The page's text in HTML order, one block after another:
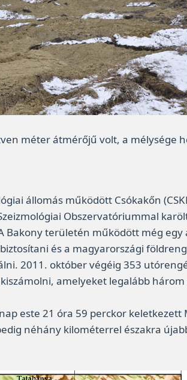
méter átmérőjű volt, a mélysége
állomás működött Csókakőn
Obszervatóriummal
területén működött még egy
és a magyarországi
2011. október végéig 353
amelyeket legalább
este 21 óra 59 perckor
néhány kilométerrel északra